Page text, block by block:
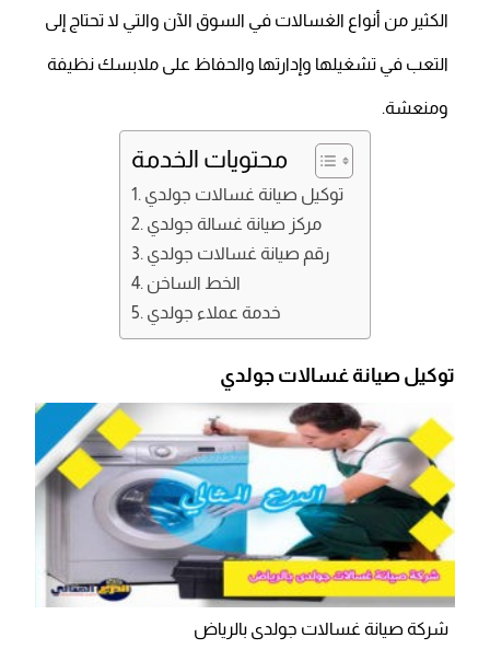
الكثير من أنواع الغسالات في السوق الآن والتي لا تحتاج إلى
التعب في تشغيلها وإدارتها والحفاظ على ملابسك نظيفة
ومنعشة.
محتويات الخدمة
توكيل صيانة غسالات جولدي
مركز صيانة غسالة جولدي
رقم صيانة غسالات جولدي
الخط الساخن
خدمة عملاء جولدي
توكيل صيانة غسالات جولدي
شركة صيانة غسالات جولدى بالرياض